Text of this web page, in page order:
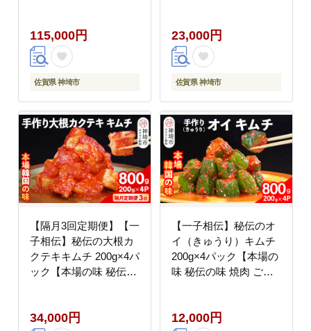
115,000円
佐賀県 神埼市
23,000円
佐賀県 神埼市
【隔月3回定期便】【一
子相伝】秘伝の大根カ
クテキキムチ 200g×4パ
ック【本場の味 秘伝の
34,000円
【一子相伝】秘伝のオ
イ（きゅうり）キムチ
200g×4パック【本場の
味 秘伝の味 焼肉 ご飯
(H104126)
12,000円